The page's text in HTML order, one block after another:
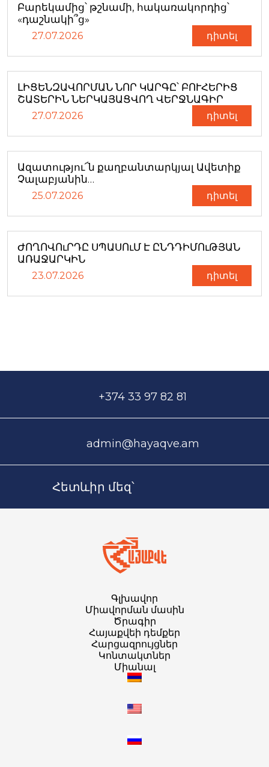
Բարեկամից՝ թշնամի, հակառակորդից՝
«դաշնակի՞ց»
27.07.2026 դիտել
ԼԻՑԵՆԶԱՎՈՐՄԱՆ ՆՈՐ ԿԱՐԳԸ՝ ԲՈՒՀԵՐԻՑ
ՇԱՏԵՐԻՆ ՆԵՐԿԱՅԱՑՎՈՂ ՎԵՐՋՆԱԳԻՐ
27.07.2026 դիտել
Ազատությու՜ն քաղբանտարկյալ Ավետիք
Չալաբյանին…
25.07.2026 դիտել
ԺՈՂՈՎՈւՐԴԸ ՍՊԱՍՈւՄ Է ԸՆԴԴԻՄՈւԹՅԱՆ
ԱՌԱՋԱՐԿԻՆ
23.07.2026 դիտել
+374 33 97 82 81
admin@hayaqve.am
Հետևիր մեզ՝
Գլխավոր
Միավորման մասին
Ծրագիր
Հայաքվեի դեմքեր
Հարցազրույցներ
Կոնտակտներ
Միանալ